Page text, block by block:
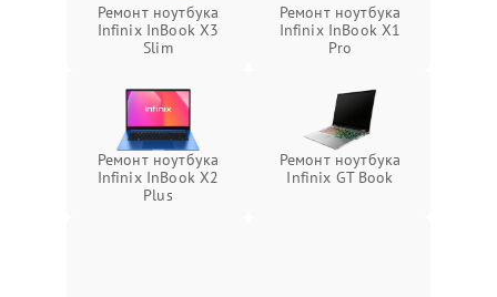
Ремонт ноутбука
Infinix InBook X3
Slim
Ремонт ноутбука
Infinix InBook X1
Pro
Ремонт ноутбука
Infinix InBook X2
Plus
Ремонт ноутбука
Infinix GT Book